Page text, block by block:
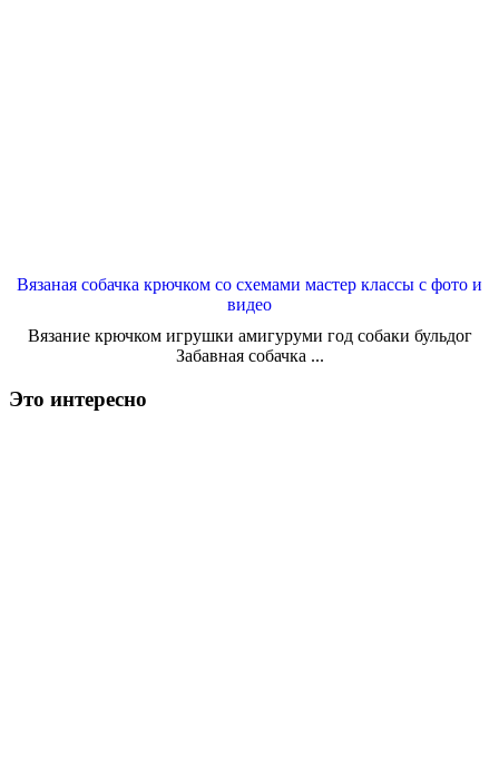
Вязаная собачка крючком со схемами мастер классы с фото и
видео
Вязание крючком игрушки амигуруми год собаки бульдог
Забавная собачка ...
Это интересно